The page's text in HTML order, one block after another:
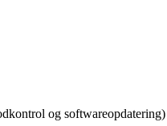
og softwareopdatering)